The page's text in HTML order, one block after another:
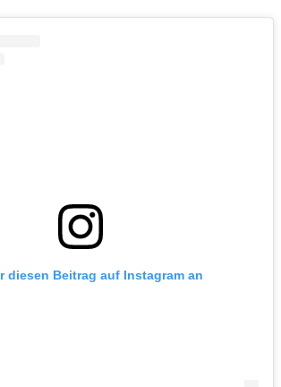
diesen Beitrag auf Instagram an